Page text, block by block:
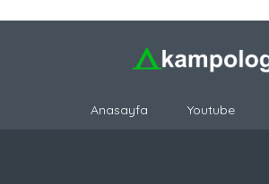
Anasayfa Youtube